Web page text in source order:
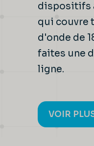
dispositifs
qui couvre
d'onde de
faites une
ligne.
VOIR